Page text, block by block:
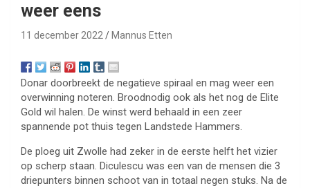
weer eens
11 december 2022 Mannus Etten
Donar doorbreekt de negatieve spiraal en mag weer een
overwinning noteren. Broodnodig ook als het nog de Elite
Gold wil halen. De winst werd behaald in een zeer
spannende pot thuis tegen Landstede Hammers.
De ploeg uit Zwolle had zeker in de eerste helft het vizier
op scherp staan. Diculescu was een van de mensen die 3
driepunters binnen schoot van in totaal negen stuks. Na de